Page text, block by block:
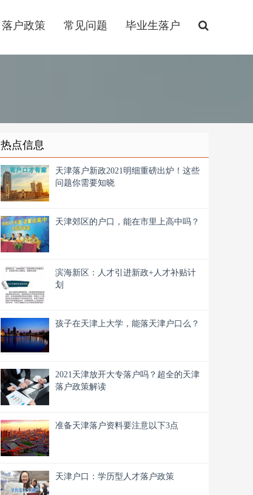
落户政策 常见问题 毕业生落户
热点信息
天津落户新政2021明细重磅出炉！这些
问题你需要知晓
天津郊区的户口，能在市里上高中吗？
滨海新区：人才引进新政+人才补贴计
划
孩子在天津上大学，能落天津户口么？
2021天津放开大专落户吗？超全的天津
落户政策解读
准备天津落户资料要注意以下3点
天津户口：学历型人才落户政策